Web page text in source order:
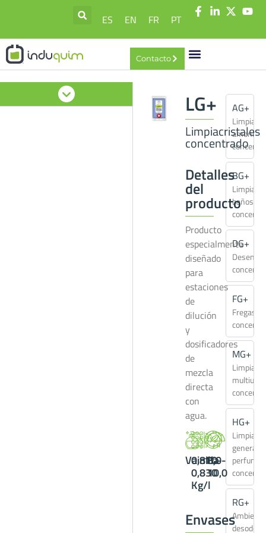
ES EN FR PT
Contacto
AG+
BG+
baños
DG+
FG+
MG+
HG+
general
RG+
LG+
Limpiacristales
concentrado
Detalles
del
producto
Producto
especialmente
diseñado
para
estaciones
de
dilución
y
dosificadores
de
mezcla
directa
con
agua.
Vainilla
0,810-
0,830
Kg/l
1%
8,0-
10,0
Envases